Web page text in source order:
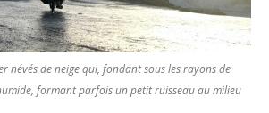
névés de neige qui, fondant sous les rayons de
formant parfois un petit ruisseau au milieu